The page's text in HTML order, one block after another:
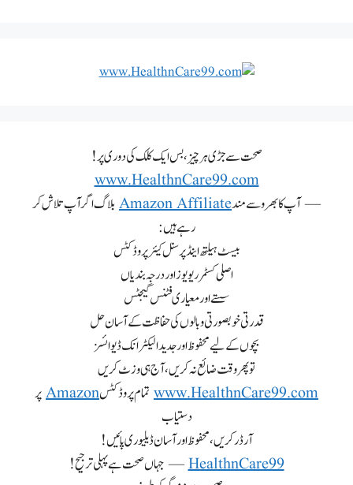
صحت سے جڑی ہر چیز، بس ایک کلک کی دوری پر!
www.HealthnCare99.com
— آپ کا بھروسے مندAmazon Affiliateبلاگ اگر آپ تلاش کر
رہے ہیں:
بیسٹ ہیلتھ اینڈ پرسنل کیئر پروڈکٹس
اصلی کسٹمر ریویوز اور درجہ بندیاں
سستے اور معیاری فٹنس گیجٹس
قدرتی خوبصورتی و بالوں کی حفاظت کے آسان حل
بچوں کے لیے محفوظ اور جدید الیکٹرانک ڈیوائسز
تو پھر وقت ضائع نہ کریں، آج ہی وزٹ کریں
www.HealthnCare99.com تمام پروڈکٹسAmazonپر
دستیاب
آرڈر کریں، محفوظ اور آسان ڈیلیوری پائیں!
HealthnCare99— جہاں صحت ہے پہلی ترجیح!